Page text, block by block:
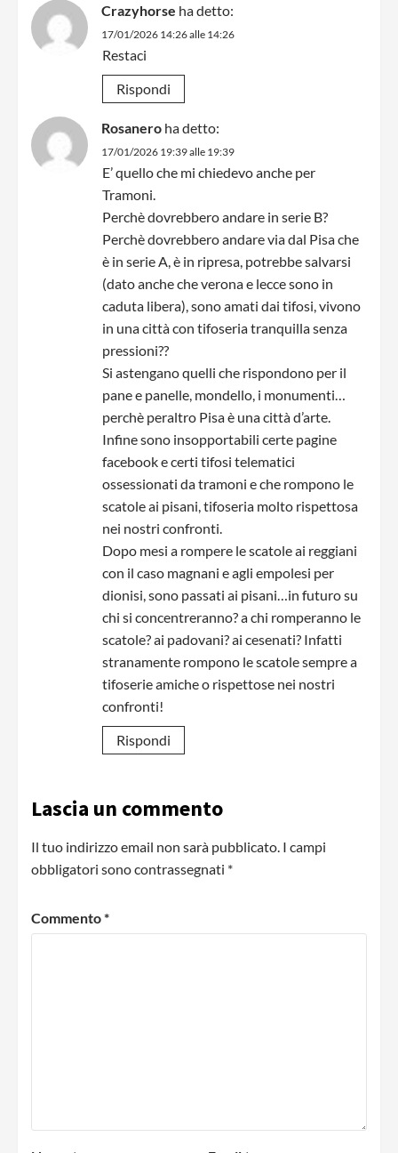
Crazyhorse ha detto:
17/01/2026 14:26 alle 14:26
Restaci
Rispondi
Rosanero ha detto:
17/01/2026 19:39 alle 19:39
E’ quello che mi chiedevo anche per
Tramoni.
Perchè dovrebbero andare in serie B?
Perchè dovrebbero andare via dal Pisa che
è in serie A, è in ripresa, potrebbe salvarsi
(dato anche che verona e lecce sono in
caduta libera), sono amati dai tifosi, vivono
in una città con tifoseria tranquilla senza
pressioni??
Si astengano quelli che rispondono per il
pane e panelle, mondello, i monumenti…
perchè peraltro Pisa è una città d’arte.
Infine sono insopportabili certe pagine
facebook e certi tifosi telematici
ossessionati da tramoni e che rompono le
scatole ai pisani, tifoseria molto rispettosa
nei nostri confronti.
Dopo mesi a rompere le scatole ai reggiani
con il caso magnani e agli empolesi per
dionisi, sono passati ai pisani…in futuro su
chi si concentreranno? a chi romperanno le
scatole? ai padovani? ai cesenati? Infatti
stranamente rompono le scatole sempre a
tifoserie amiche o rispettose nei nostri
confronti!
Rispondi
Lascia un commento
Il tuo indirizzo email non sarà pubblicato. I campi
obbligatori sono contrassegnati *
Commento*